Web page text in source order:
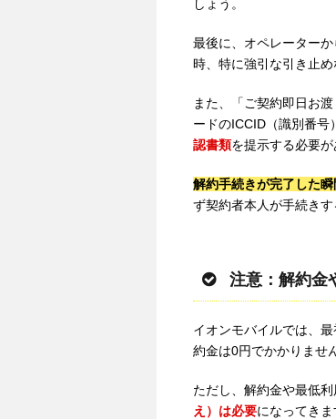
しょう。
最後に、オペレーター
時、特に強引な引き止
また、「ご契約即日お
ードのICCID（識別番号
認書類を提示する必要が
解約手続きが完了した
ず契約者本人が手続きす
注意：解約金
イオンモバイルでは、
約金は0円でかかりませ
ただし、解約金や最低利
え）は必要になってきま